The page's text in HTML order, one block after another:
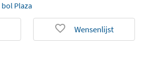
bol Plaza
Wensenlijst